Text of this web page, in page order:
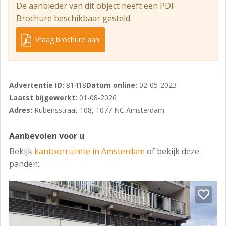
Valley, The Edge, Ravel waar het tarief van de
parkeergarage geldt.
Bestemmingsplan
Koopcondities
Vraagprijs: Prijs op aanvraag.
10% van de koopsom. De koper dient deze 2 weken ná
het vervallen van de ontbindende voorwaarden bij de
desbetreffende notaris te deponeren.
Goedkeuring
Het bovenstaande is onder finaal voorbehoud van de
eigenaar.
De aanbieder van dit object heeft een PDF
Brochure beschikbaar gesteld.
Vraag brochure aan
Advertentie ID: 81418Datum online: 02-05-2023
Laatst bijgewerkt: 01-08-2026
Adres: Rubensstraat 108, 1077 NC Amsterdam
Aanbevolen voor u
Bekijk kantoorruimte in Amsterdam of bekijk deze
panden: